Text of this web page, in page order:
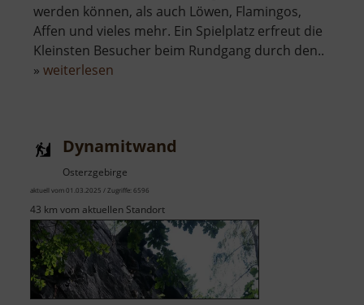
werden können, als auch Löwen, Flamingos,
Affen und vieles mehr. Ein Spielplatz erfreut die
Kleinsten Besucher beim Rundgang durch den..
» weiterlesen
Dynamitwand
Osterzgebirge
aktuell vom 01.03.2025 / Zugriffe: 6596
43 km vom aktuellen Standort